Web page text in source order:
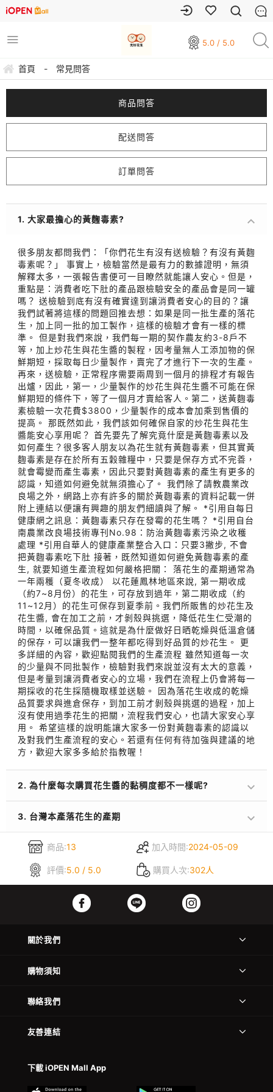
5.0 / 5.0
首頁 - 常見問答
商品問答
配送問答
訂單問答
1. 大家最擔心的黃麴毒素?
很多朋友都問我們：「你們花生有沒有送檢驗？有沒有黃麴
毒素呢？」 事實上，檢驗當然是最有力的數據證明，無須
解釋太多，一張報告書便可一目瞭然就能讓人安心。但是，
重點是：消費者吃下肚的產品跟檢驗安全的產品會是同一罐
嗎？ 送檢驗到底有沒有確實達到讓消費者安心的目的？讓
我們試著將這樣的問題回推去想：如果是同一批生產的落花
生，加上同一批的加工製作，這樣的檢驗才會有一樣的標
準。 但是對我們來說，我們每一期的契作農友約3-8戶不
等，加上炒花生與花生醬的製程，因考量無人工添加物的保
鮮期短，採取每日少量製作，賣完了才進行下一次的生產。
再來，送檢驗，正常程序需要兩周到一個月的排程才有報告
出爐，因此，第一，少量製作的炒花生與花生醬不可能在保
鮮期短的條件下，等了一個月才賣給客人。第二，送黃麴毒
素檢驗一次花費$3800，少量製作的成本會加乘到售價的
提高。 那既然如此，我們該如何確保自家的炒花生與花生
醬能安心享用呢？ 首先要先了解究竟什麼是黃麴毒素以及
如何產生？很多客人朋友以為花生就有黃麴毒素，但其實黃
麴毒素是存在於所有五穀雜糧中，只要是保存方式不完善，
就會霉變而產生毒素，因此只要對黃麴毒素的產生有更多的
認識，知道如何避免就無須擔心了。 我們除了請教農業改
良場之外，網路上亦有許多的關於黃麴毒素的資料記載一併
附上連結以便讓有興趣的朋友們細讀與了解。 *引用自每日
健康網之訊息：黃麴毒素只存在發霉的花生嗎？ *引用自台
南農業改良場技術專刊No.98：防治黃麴毒素污染之收穫
處理 *引用自華人的健康產業整合入口：只要3撇步, 不會
把黃麴毒素吃下肚 接著，既然知道如何避免黃麴毒素的產
生, 就要知道生產流程如何嚴格把關： 落花生的產期通常為
一年兩穫（夏冬收成） 以花蓮鳳林地區來說, 第一期收成
（約7~8月份）的花生，可存放到過年，第二期收成（約
11~12月）的花生可保存到夏季前。我們所販售的炒花生及
花生醬, 會在加工之前，才剝殼與挑選，降低花生仁受潮的
時間，以確保品質。這就是為什麼做好日晒乾燥與低溫倉儲
的保存，可以讓我們一整年都吃得到好品質的炒花生。 更
多詳細的內容，歡迎點閱我們的生產流程 雖然知道每一次
的少量與不同批製作，檢驗對我們來說並沒有太大的意義，
但是考量到讓消費者安心的立場，我們在流程上仍會將每一
期採收的花生採隨機取樣並送驗。 因為落花生收成的乾燥
品質要求與進倉保存，到加工前才剝殼與挑選的過程，加上
沒有使用過季花生的把關，流程我們安心，也請大家安心享
用。 希望這樣的說明能讓大家多一份對黃麴毒素的認識以
及對我們生產流程的安心。若還有任何有待加強與建議的地
方，歡迎大家多多給於指教喔！
2. 為什麼每次購買花生醬的黏稠度都不一樣呢?
3. 台灣本產落花生的產期
商品:13 加入時間:2024-05-09
評價:5.0 / 5.0 購買人次:302人
關於我們
購物須知
聯絡我們
友善連結
下載 iOPEN Mall App